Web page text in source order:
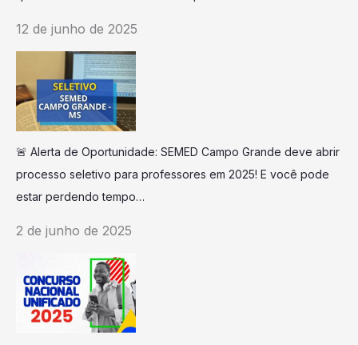
12 de junho de 2025
🚨 Alerta de Oportunidade: SEMED Campo Grande deve abrir
processo seletivo para professores em 2025! E você pode
estar perdendo tempo…
2 de junho de 2025